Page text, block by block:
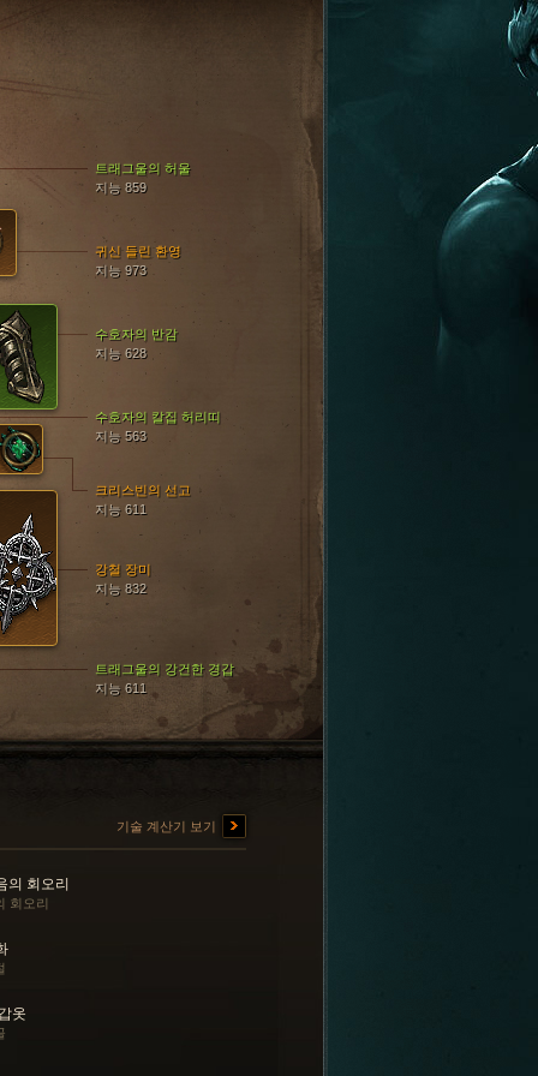
트래그울의 허울
지능 859
트래그울의 강건한 경갑
지능 611
수호자의 반감
지능 628
강철 장미
지능 832
수호자의 칼집 허리띠
지능 563
크리스빈의 선고
지능 611
귀신 들린 환영
지능 973
기술 계산기 보기
의 회오리
회오리
옷